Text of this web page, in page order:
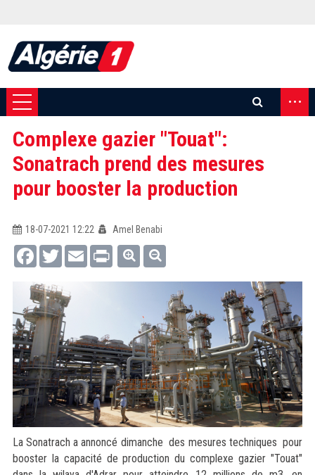
...
Complexe gazier "Touat":
Sonatrach prend des mesures
pour booster la production
18-07-2021 12:22
Amel Benabi
FacebookTwitterEmail Print
La Sonatrach a annoncé dimanche des mesures techniques pour
booster la capacité de production du complexe gazier "Touat"